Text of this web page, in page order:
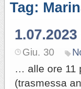
Tag:
Giu. 30
… alle ore 11
(trasmessa